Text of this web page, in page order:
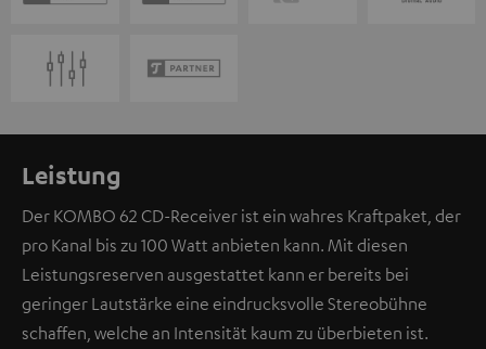
Leistung
Der KOMBO 62 CD-Receiver ist ein wahres Kraftpaket, der
pro Kanal bis zu 100 Watt anbieten kann. Mit diesen
Leistungsreserven ausgestattet kann er bereits bei
geringer Lautstärke eine eindrucksvolle Stereobühne
schaffen, welche an Intensität kaum zu überbieten ist.